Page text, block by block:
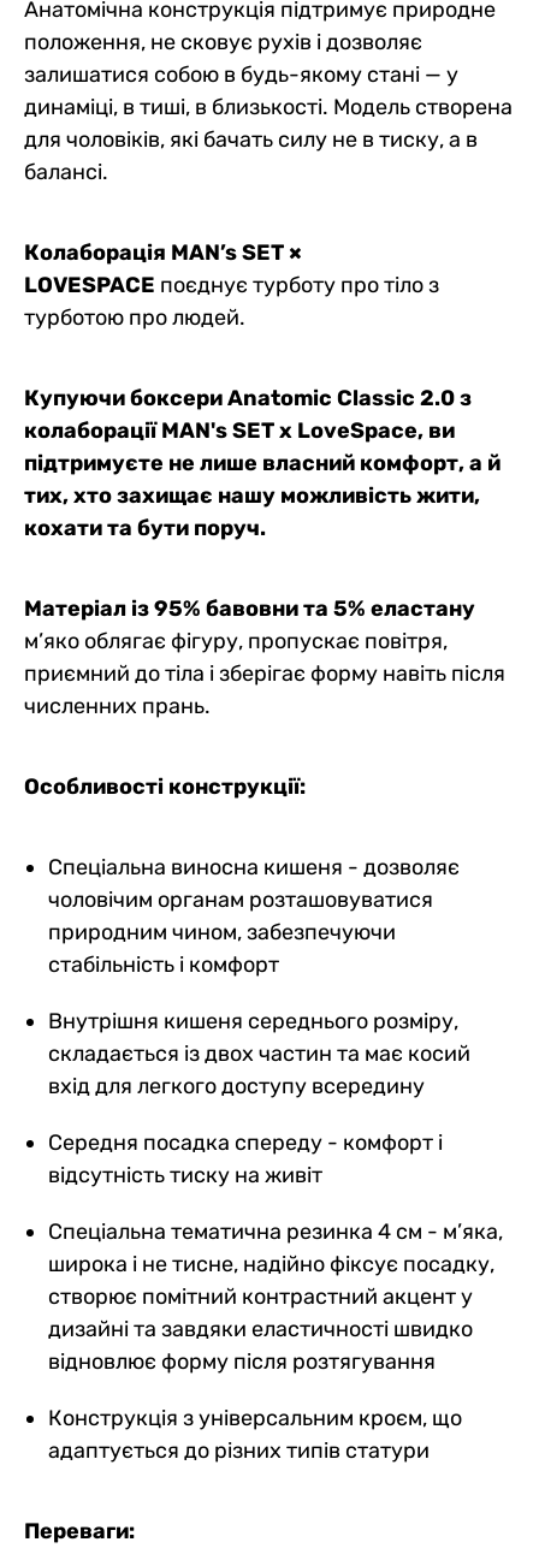
Анатомічна конструкція підтримує природне
положення, не сковує рухів і дозволяє
залишатися собою в будь-якому стані — у
динаміці, в тиші, в близькості. Модель створена
для чоловіків, які бачать силу не в тиску, а в
балансі.
Колаборація MAN’s SET ×
LOVESPACE поєднує турботу про тіло з
турботою про людей.
Купуючи боксери Anatomic Classic 2.0 з
колаборації MAN's SET x LoveSpace, ви
підтримуєте не лише власний комфорт, а й
тих, хто захищає нашу можливість жити,
кохати та бути поруч.
Матеріал із 95% бавовни та 5% еластану
м’яко облягає фігуру, пропускає повітря,
приємний до тіла і зберігає форму навіть після
численних прань.
Особливості конструкції:
Спеціальна виносна кишеня - дозволяє
чоловічим органам розташовуватися
природним чином, забезпечуючи
стабільність і комфорт
Внутрішня кишеня середнього розміру,
складається із двох частин та має косий
вхід для легкого доступу всередину
Середня посадка спереду - комфорт і
відсутність тиску на живіт
Спеціальна тематична резинка 4 см - м’яка,
широка і не тисне, надійно фіксує посадку,
створює помітний контрастний акцент у
дизайні та завдяки еластичності швидко
відновлює форму після розтягування
Конструкція з універсальним кроєм, що
адаптується до різних типів статури
Переваги: